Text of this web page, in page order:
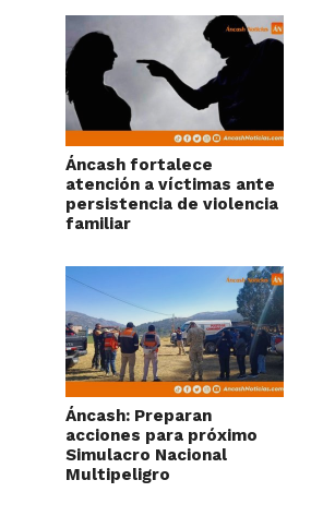
Áncash fortalece
atención a víctimas ante
persistencia de violencia
familiar
Áncash: Preparan
acciones para próximo
Simulacro Nacional
Multipeligro